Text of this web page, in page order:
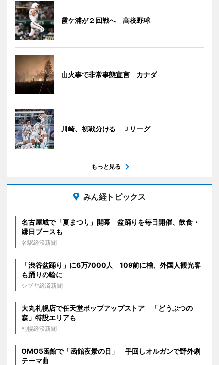
霞ケ浦が２回戦へ 高校野球
山火事で非常事態宣言 カナダ
川崎、初戦分ける Ｊリーグ
もっと見る
みん経トピックス
名古屋城で「夏まつり」開幕 盆踊りを毎日開催、飲食・
縁日ブースも
名駅経済新聞
「渋谷盆踊り」に6万7000人 109前に櫓、外国人観光客
も踊りの輪に
シブヤ経済新聞
大丸札幌店で任天堂ポップアップストア 「どうぶつの
森」特設エリアも
札幌経済新聞
OMO5函館で「函館夜景の日」 手回しオルガンで野外劇
テーマ曲